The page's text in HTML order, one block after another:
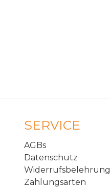
SERVICE
AGBs
Datenschutz
Widerrufsbelehrung
Zahlungsarten